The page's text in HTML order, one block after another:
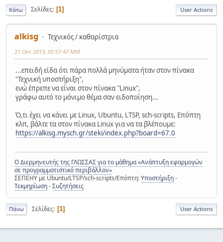
Κάτω Σελίδες 1 User Actions
alkisg Τεχνικός / καθαρίστρια
21 Οκτ 2013, 05:57:47 ΜΜ
...επειδή είδα ότι πάρα πολλά μηνύματα ήταν στον πίνακα
"Τεχνική υποστήριξη",
ενώ έπρεπε να είναι στον πίνακα "Linux",
γράφω αυτό το μόνιμο θέμα σαν ειδοποίηση...
Ό,τι έχει να κάνει με Linux, Ubuntu, LTSP, sch-scripts, Επόπτη
κλπ, βάλτε τα στον πίνακα Linux για να τα βλέπουμε:
https://alkisg.mysch.gr/steki/index.php?board=67.0
Ο Διερμηνευτής της ΓΛΩΣΣΑΣ για το μάθημα «Ανάπτυξη εφαρμογών
σε προγραμματιστικό περιβάλλον»
ΣΕΠΕΗΥ με Ubuntu/LTSP/sch-scripts/Επόπτη:Υποστήριξη-
Τεκμηρίωση-Συζητήσεις
Πάνω Σελίδες 1 User Actions